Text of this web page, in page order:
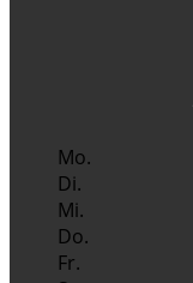
Mo.
Di.
Mi.
Do.
Fr.